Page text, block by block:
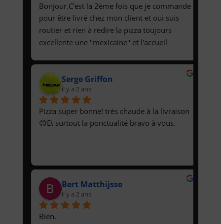
Bonjour.C'est la 2ème fois que je commande
pour être livré chez mon client et oui suis
routier et rien à redire la pizza toujours
excellente une "mexicaine" et l'accueil
livre très aimable donc je recommanderais
et  je vous "invite" à passer commande. A la
prochaine fois sans problèmes.Cordialement
le chauffeur 🙂😉
Serge Griffon
il y a 2 ans
Pizza super bonne! très chaude à la livraison
😊Et surtout la ponctualité bravo à vous.
Bert Matthijsse
il y a 2 ans
Bien.